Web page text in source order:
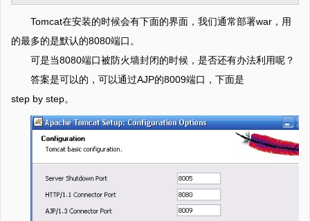
Tomcat在安装的时候会有下面的界面，我们通常部署war，用
的最多的是默认的8080端口。
可是当8080端口被防火墙封闭的时候，是否还有办法利用呢？
答案是可以的，可以通过AJP的8009端口，下面是
step by step。